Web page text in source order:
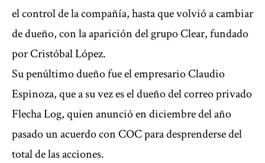
el control de la compañía, hasta que volvió a cambiar
de dueño, con la aparición del grupo Clear, fundado
por Cristóbal López.
Su penúltimo dueño fue el empresario Claudio
Espinoza, que a su vez es el dueño del correo privado
Flecha Log, quien anunció en diciembre del año
pasado un acuerdo con COC para desprenderse del
total de las acciones.